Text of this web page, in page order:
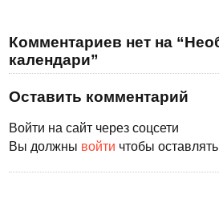
Комментариев нет на
календари”
Оставить комментарий
Войти на сайт через соцсети
Вы должны войти чтобы